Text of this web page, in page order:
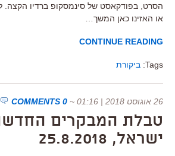
הסרט, בפודקאסט של סינמסקופ ברדיו הקצה.
או האזינו כאן המשך…
CONTINUE READING
Tags: ביקורת
26 אוגוסט 2018 | 01:16 ~
0 COMMENTS
טבלת המבקרים
ישראל, 25.8.2018